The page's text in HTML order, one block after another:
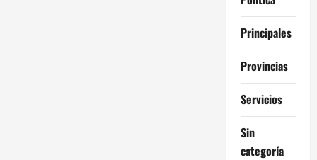
Principales
Provincias
Servicios
Sin
categoría